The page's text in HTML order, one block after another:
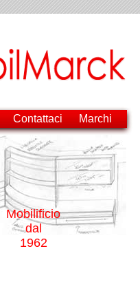
Contattaci Marchi
Mobilificio
dal
1962